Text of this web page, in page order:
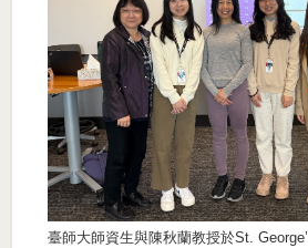
臺師大師資生與陳秋蘭教授於St.